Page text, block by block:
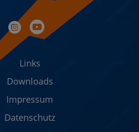
Links
Downloads
Impressum
Datenschutz